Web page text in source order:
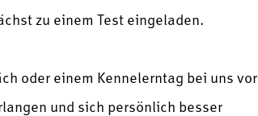
zu einem Test eingeladen.
oder einem Kennelerntag bei uns vor
und sich persönlich besser